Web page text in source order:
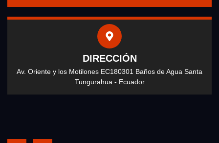
DIRECCIÓN
Av. Oriente y los Motilones EC180301 Baños de Agua Santa
Tungurahua - Ecuador